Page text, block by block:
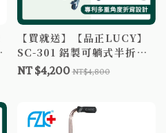
【買就送】【品正LUCY】
SC-301 鋁製可躺式半折合
洗澡椅便椅 折合洗澡便器椅
半收合洗頭椅 洗便椅 便盆
色隨機出貨
NT $4,200NT$4,800